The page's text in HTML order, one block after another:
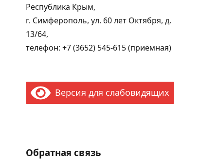
Республика Крым,
г. Симферополь, ул. 60 лет Октября, д.
13/64,
телефон: +7 (3652) 545-615 (приёмная)
Версия для слабовидящих
Обратная связь